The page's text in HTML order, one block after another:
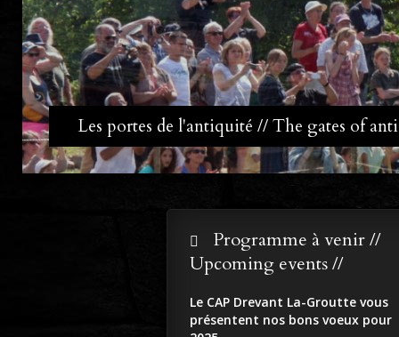
Les portes de l'antiquité // The gates of
Programme à venir //
Upcoming events //
Le CAP Drevant La-Groutte vous
présentent nos bons voeux pour